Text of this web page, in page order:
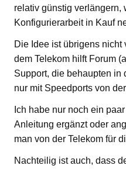
relativ günstig verlängern,
Konfigurierarbeit in Kauf
Die Idee ist übrigens nicht
dem Telekom hilft Forum
Support, die behaupten in
nur mit Speedports von
Ich habe nur noch ein
Anleitung ergänzt oder
man von der Telekom für
Nachteilig ist auch, dass